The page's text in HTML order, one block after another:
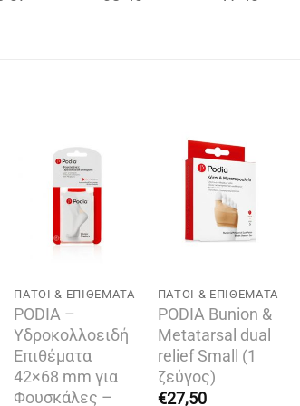
Add to
wishlist
ΠΆΤΟΙ & ΕΠΙΘΈΜΑΤΑ
PODIA –
Υδροκολλοειδή
Επιθέματα
42×68 mm για
Φουσκάλες –
Add to
wishlist
ΠΆΤΟΙ & ΕΠΙΘΈΜΑΤΑ
PODIA Bunion &
Metatarsal dual
relief Small (1
ζεύγος)
€27,50